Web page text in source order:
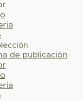
de publicación